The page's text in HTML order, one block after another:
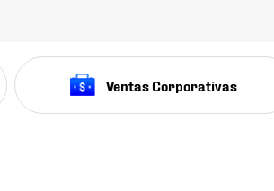
Ventas Corporativas